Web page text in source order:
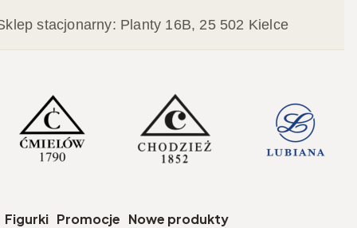
stacjonarny: Planty 16B, 25 502 Kielce
Figurki Promocje Nowe produkty